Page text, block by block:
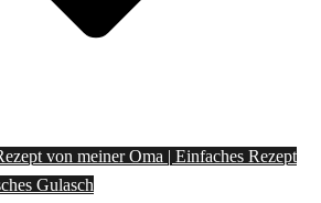
von meiner Oma | Einfaches Rezept
Gulasch